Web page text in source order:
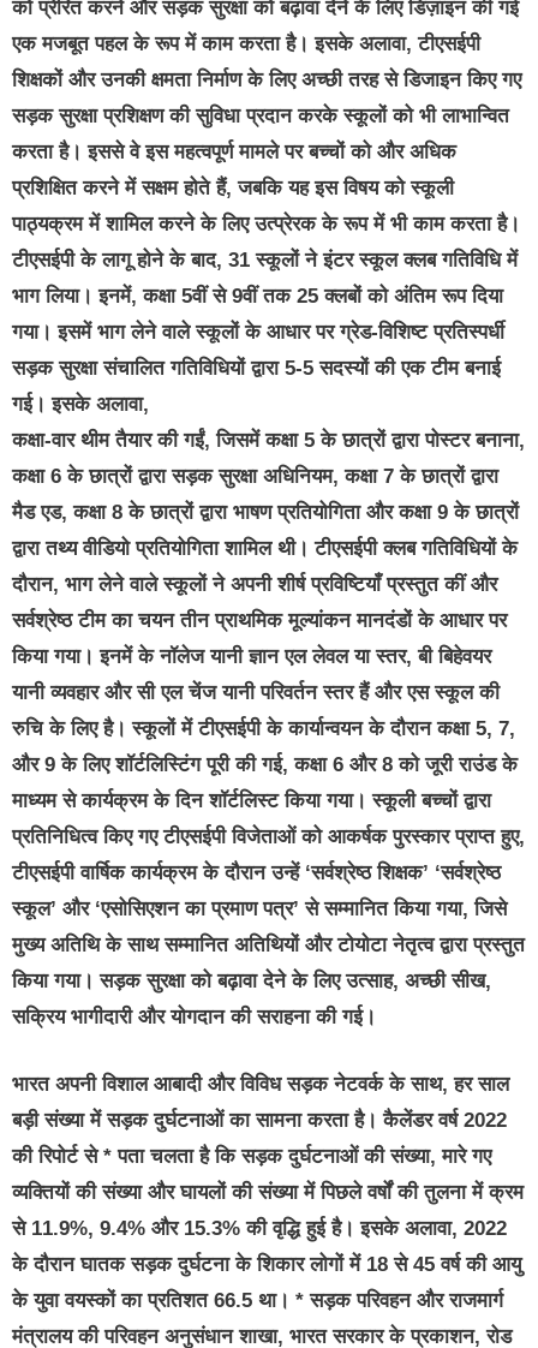
को प्रेरित करने और सड़क सुरक्षा को बढ़ावा देने के लिए डिज़ाइन की गई
एक मजबूत पहल के रूप में काम करता है। इसके अलावा, टीएसईपी
शिक्षकों और उनकी क्षमता निर्माण के लिए अच्छी तरह से डिजाइन किए गए
सड़क सुरक्षा प्रशिक्षण की सुविधा प्रदान करके स्कूलों को भी लाभान्वित
करता है। इससे वे इस महत्वपूर्ण मामले पर बच्चों को और अधिक
प्रशिक्षित करने में सक्षम होते हैं, जबकि यह इस विषय को स्कूली
पाठ्यक्रम में शामिल करने के लिए उत्प्रेरक के रूप में भी काम करता है।
टीएसईपी के लागू होने के बाद, 31 स्कूलों ने इंटर स्कूल क्लब गतिविधि में
भाग लिया। इनमें, कक्षा 5वीं से 9वीं तक 25 क्लबों को अंतिम रूप दिया
गया। इसमें भाग लेने वाले स्कूलों के आधार पर ग्रेड-विशिष्ट प्रतिस्पर्धी
सड़क सुरक्षा संचालित गतिविधियों द्वारा 5-5 सदस्यों की एक टीम बनाई
गई। इसके अलावा,
कक्षा-वार थीम तैयार की गईं, जिसमें कक्षा 5 के छात्रों द्वारा पोस्टर बनाना,
कक्षा 6 के छात्रों द्वारा सड़क सुरक्षा अधिनियम, कक्षा 7 के छात्रों द्वारा
मैड एड, कक्षा 8 के छात्रों द्वारा भाषण प्रतियोगिता और कक्षा 9 के छात्रों
द्वारा तथ्य वीडियो प्रतियोगिता शामिल थी। टीएसईपी क्लब गतिविधियों के
दौरान, भाग लेने वाले स्कूलों ने अपनी शीर्ष प्रविष्टियाँ प्रस्तुत कीं और
सर्वश्रेष्ठ टीम का चयन तीन प्राथमिक मूल्यांकन मानदंडों के आधार पर
किया गया। इनमें के नॉलेज यानी ज्ञान एल लेवल या स्तर, बी बिहेवयर
यानी व्यवहार और सी एल चेंज यानी परिवर्तन स्तर हैं और एस स्कूल की
रुचि के लिए है। स्कूलों में टीएसईपी के कार्यान्वयन के दौरान कक्षा 5, 7,
और 9 के लिए शॉर्टलिस्टिंग पूरी की गई, कक्षा 6 और 8 को जूरी राउंड के
माध्यम से कार्यक्रम के दिन शॉर्टलिस्ट किया गया। स्कूली बच्चों द्वारा
प्रतिनिधित्व किए गए टीएसईपी विजेताओं को आकर्षक पुरस्कार प्राप्त हुए,
टीएसईपी वार्षिक कार्यक्रम के दौरान उन्हें ‘सर्वश्रेष्ठ शिक्षक’ ‘सर्वश्रेष्ठ
स्कूल’ और ‘एसोसिएशन का प्रमाण पत्र’ से सम्मानित किया गया, जिसे
मुख्य अतिथि के साथ सम्मानित अतिथियों और टोयोटा नेतृत्व द्वारा प्रस्तुत
किया गया। सड़क सुरक्षा को बढ़ावा देने के लिए उत्साह, अच्छी सीख,
सक्रिय भागीदारी और योगदान की सराहना की गई।
भारत अपनी विशाल आबादी और विविध सड़क नेटवर्क के साथ, हर साल
बड़ी संख्या में सड़क दुर्घटनाओं का सामना करता है। कैलेंडर वर्ष 2022
की रिपोर्ट से * पता चलता है कि सड़क दुर्घटनाओं की संख्या, मारे गए
व्यक्तियों की संख्या और घायलों की संख्या में पिछले वर्षों की तुलना में क्रम
से 11.9%, 9.4% और 15.3% की वृद्धि हुई है। इसके अलावा, 2022
के दौरान घातक सड़क दुर्घटना के शिकार लोगों में 18 से 45 वर्ष की आयु
के युवा वयस्कों का प्रतिशत 66.5 था। * सड़क परिवहन और राजमार्ग
मंत्रालय की परिवहन अनुसंधान शाखा, भारत सरकार के प्रकाशन, रोड